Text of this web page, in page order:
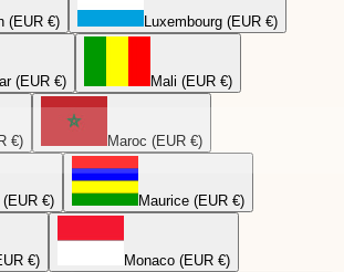
(EUR €) Luxembourg (EUR €)
(EUR €) Mali (EUR €)
€) Maroc (EUR €)
(EUR €) Maurice (EUR €)
€) Monaco (EUR €)